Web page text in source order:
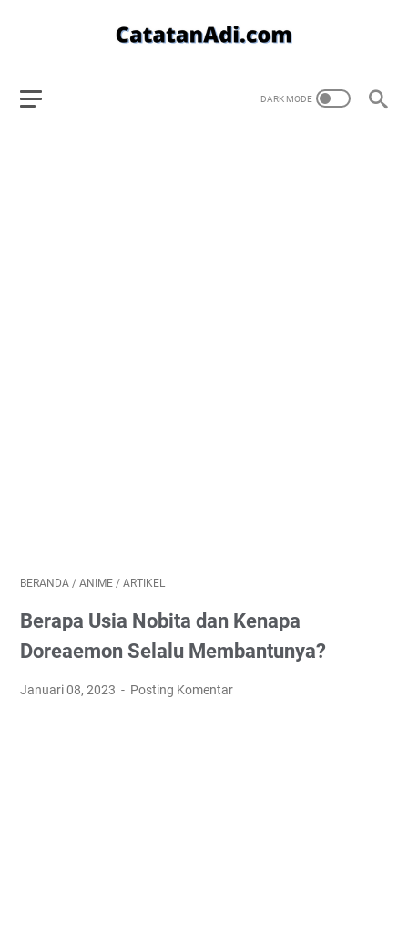
BERANDA / ANIME / ARTIKEL
Berapa Usia Nobita dan Kenapa
Doreaemon Selalu Membantunya?
Januari 08, 2023 Posting Komentar